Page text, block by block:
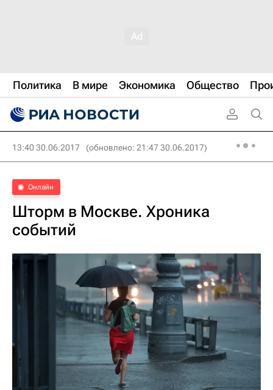
Политика В мире Экономика Общество
13:40 30.06.2017 (обновлено: 21:47 30.06.2017)
Онлайн
Шторм в Москве. Хроника
событий